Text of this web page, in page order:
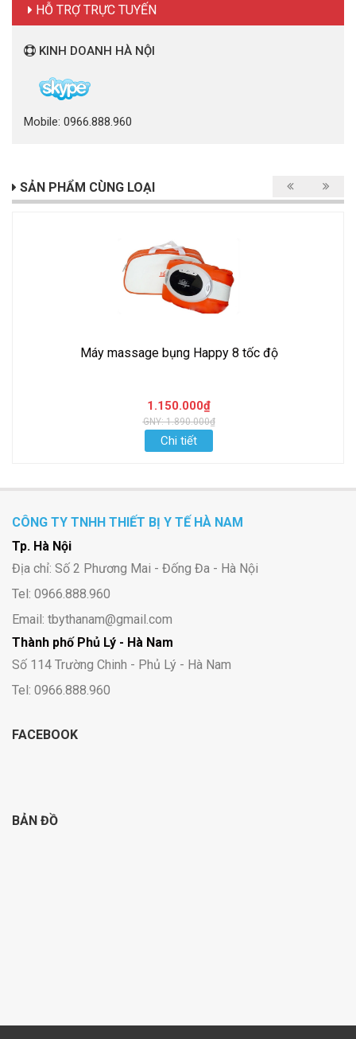
HỖ TRỢ TRỰC TUYẾN
KINH DOANH HÀ NỘI
Mobile: 0966.888.960
SẢN PHẨM CÙNG LOẠI
Máy massage bụng Happy 8 tốc độ
1.150.000₫
GNY: 1.890.000₫
Chi tiết
CÔNG TY TNHH THIẾT BỊ Y TẾ HÀ NAM
Tp. Hà Nội
Địa chỉ: Số 2 Phương Mai - Đống Đa - Hà Nội
Tel: 0966.888.960
Email: tbythanam@gmail.com
Thành phố Phủ Lý - Hà Nam
Số 114 Trường Chinh - Phủ Lý - Hà Nam
Tel: 0966.888.960
FACEBOOK
BẢN ĐỒ